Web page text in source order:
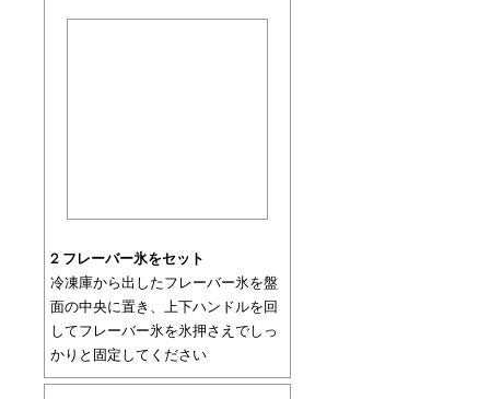
2 フレーバー氷をセット
冷凍庫から出したフレーバー氷を盤
面の中央に置き、上下ハンドルを回
してフレーバー氷を氷押さえでしっ
かりと固定してください